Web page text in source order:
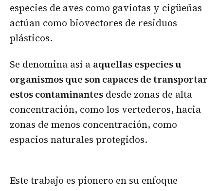
especies de aves como gaviotas y cigüeñas
actúan como biovectores de residuos
plásticos.
Se denomina así a aquellas especies u
organismos que son capaces de transportar
estos contaminantes desde zonas de alta
concentración, como los vertederos, hacia
zonas de menos concentración, como
espacios naturales protegidos.
Este trabajo es pionero en su enfoque